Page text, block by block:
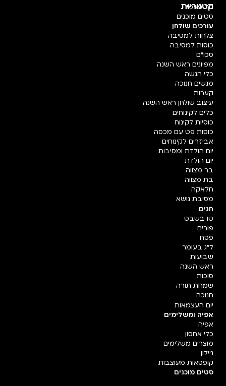
קטגוריות
חד פעמי
סטים מוכנים
עורכים שולחן
צלחות למסיבה
כוסות למסיבה
סכו"ם
מפיונים ראש השנה
כלי הגשה
מגשים חנוכה
קערות
עיצוב שולחן ראש השנה
כלים לקינוחים
כוסיות לקינוח
כוסות פט עם מכסה
אביזרים לקינוחים
יום הולדת ומסיבות
יום הולדת
בר מצווה
בת מצווה
חלאקה
מסיבת נושא
חגים
טו בשבט
פורים
פסח
ל"ג בעומר
שבועות
ראש השנה
סוכות
שמחת תורה
חנוכה
יום העצמאות
אפיה ומשלימים
אפיה
כלי אחסון
מוצרים משלימים
ניילון
קופסאות מעוצבות
סטים מוכנים